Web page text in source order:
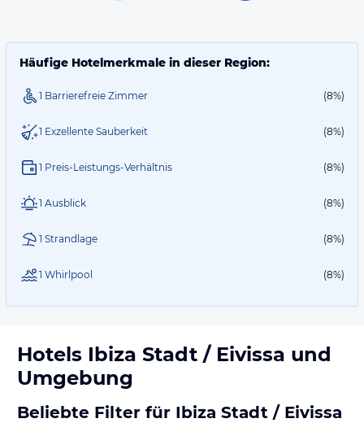
Häufige Hotelmerkmale in dieser Region:
1 Barrierefreie Zimmer (8%)
1 Exzellente Sauberkeit (8%)
1 Preis-Leistungs-Verhältnis (8%)
1 Ausblick (8%)
1 Strandlage (8%)
1 Whirlpool (8%)
Hotels Ibiza Stadt / Eivissa und
Umgebung
Beliebte Filter für Ibiza Stadt / Eivissa